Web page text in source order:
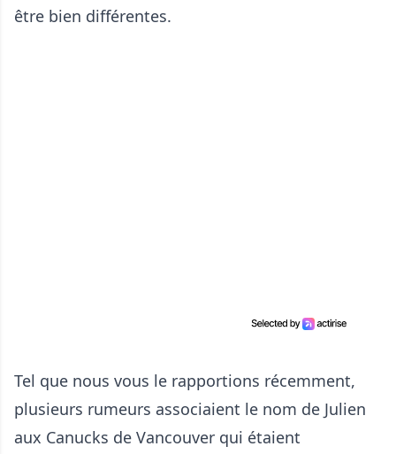
être bien différentes.
Tel que nous vous le rapportions récemment,
plusieurs rumeurs associaient le nom de Julien
aux Canucks de Vancouver qui étaient